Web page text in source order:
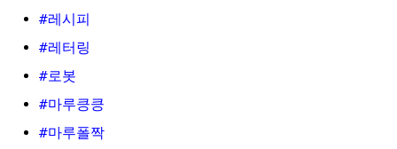
#레시피
#레터링
#로봇
#마루킁킁
#마루폴짝